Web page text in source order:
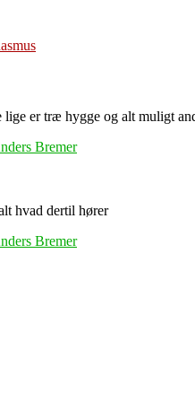
er træ hygge og alt muligt
Bremer
hvad dertil hører
Bremer